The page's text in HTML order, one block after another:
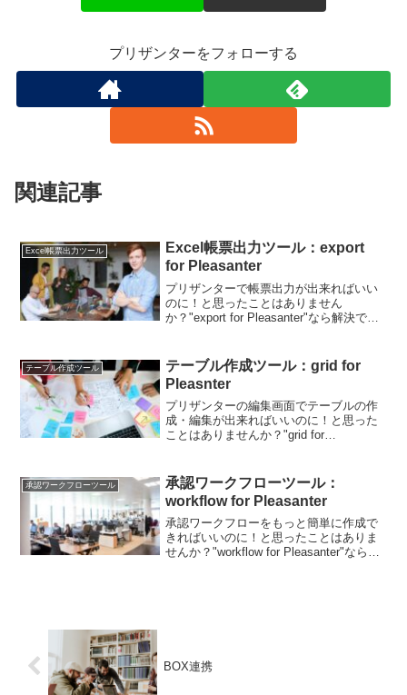
プリザンターをフォローする
関連記事
Excel帳票出力ツール
Excel帳票出力ツール：export
for Pleasanter
プリザンターで帳票出力が出来ればいい
のに！と思ったことはありません
か？"export for Pleasanter"なら解決でき
テーブル作成ツール
テーブル作成ツール：grid for
Pleasnter
プリザンターの編集画面でテーブルの作
成・編集が出来ればいいのに！と思った
ことはありませんか？"grid for
がないため、テーブルの行列分の項目を
設定する...
承認ワークフローツール
承認ワークフローツール：
workflow for Pleasanter
承認ワークフローをもっと簡単に作成で
きればいいのに！と思ったことはありま
せんか？"workflow for Pleasanter"なら解
BOX連携